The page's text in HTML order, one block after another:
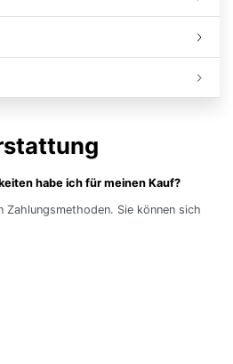
habe ich für meinen Kauf?
Zahlungsmethoden. Sie können sich